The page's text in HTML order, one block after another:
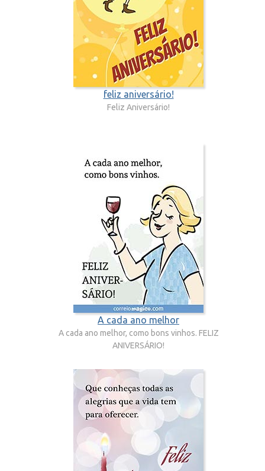
feliz aniversário!
Feliz Aniversário!
A cada ano melhor
A cada ano melhor, como bons vinhos. FELIZ
ANIVERSÁRIO!